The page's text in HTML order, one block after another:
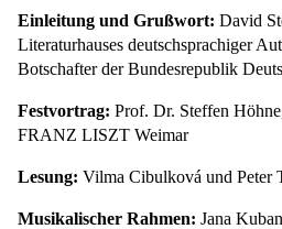
Einleitung und Grußwort: David
Literaturhauses deutschsprachiger
Botschafter der Bundesrepublik
Festvortrag: Prof. Dr. Steffen
FRANZ LISZT Weimar
Lesung: Vilma Cibulková und Peter
Musikalischer Rahmen: Jana